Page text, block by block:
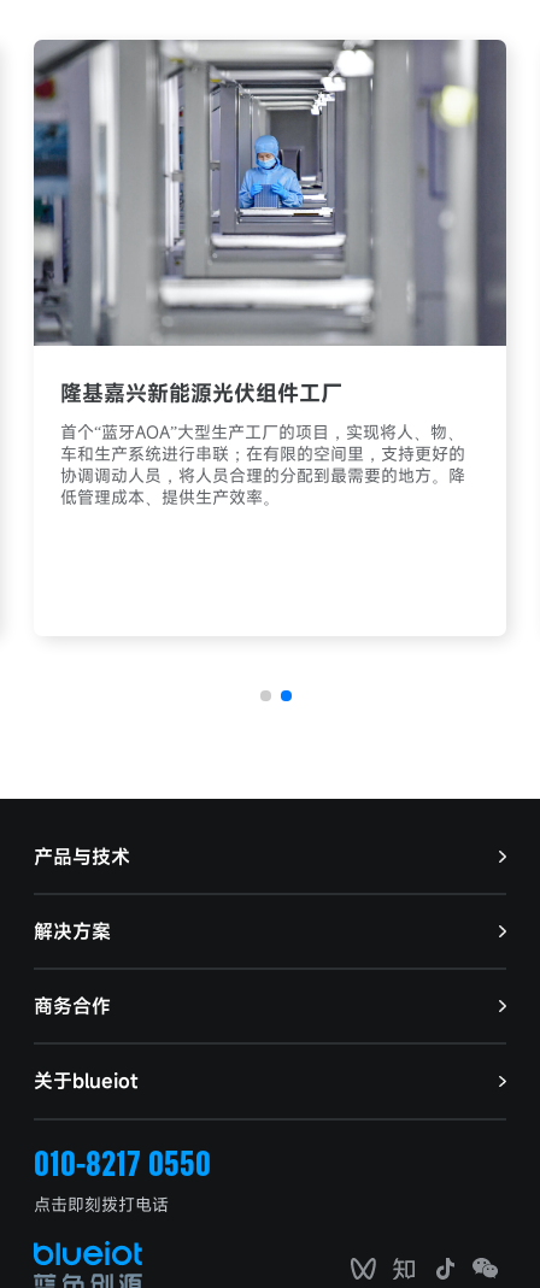
隆基嘉兴新能源光伏组件工厂
首个“蓝牙AOA”大型生产工厂的项目，实现将人、物、
车和生产系统进行串联；在有限的空间里，支持更好的
协调调动人员，将人员合理的分配到最需要的地方。降
低管理成本、提供生产效率。
产品与技术
解决方案
商务合作
关于blueiot
010-8217 0550
点击即刻拨打电话